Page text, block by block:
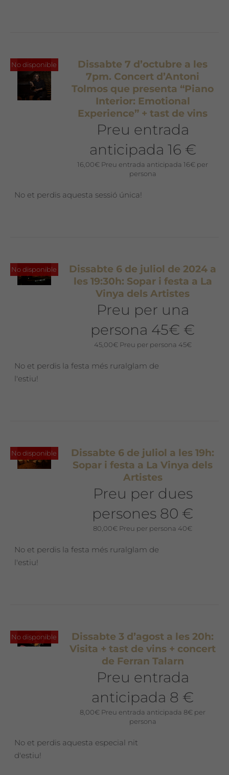
No disponible
Dissabte 7 d’octubre a les
7pm. Concert d’Antoni
Tolmos que presenta “Piano
Interior: Emotional
Experience” + tast de vins
Preu entrada
anticipada 16 €
16,00€ Preu entrada anticipada 16€ per
persona
No et perdis aquesta sessió única!
No disponible
Dissabte 6 de juliol de 2024 a
les 19:30h: Sopar i festa a La
Vinya dels Artistes
Preu per una
persona 45€ €
45,00€ Preu per persona 45€
No et perdis la festa més ruralglam de
l'estiu!
No disponible
Dissabte 6 de juliol a les 19h:
Sopar i festa a La Vinya dels
Artistes
Preu per dues
persones 80 €
80,00€ Preu per persona 40€
No et perdis la festa més ruralglam de
l'estiu!
No disponible
Dissabte 3 d’agost a les 20h:
Visita + tast de vins + concert
de Ferran Talarn
Preu entrada
anticipada 8 €
8,00€ Preu entrada anticipada 8€ per
persona
No et perdis aquesta especial nit
d'estiu!